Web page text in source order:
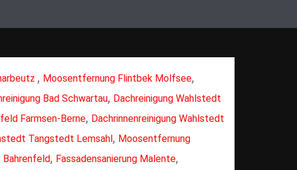
, Moosentfernung Flintbek Molfsee,
Bad Schwartau, Dachreinigung Wahlstedt
Farmsen-Berne, Dachrinnenreinigung Wahlstedt
Tangstedt Lemsahl, Moosentfernung
, Fassadensanierung Malente,